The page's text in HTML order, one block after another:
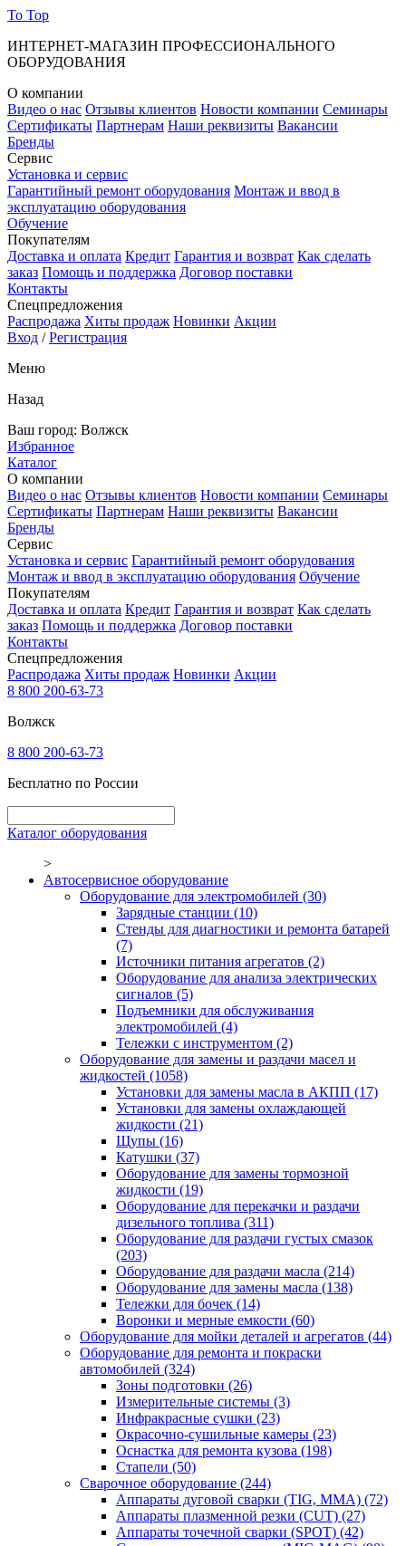
To Top
ИНТЕРНЕТ-МАГАЗИН ПРОФЕССИОНАЛЬНОГО
ОБОРУДОВАНИЯ
О компании
Видео о нас Отзывы клиентов Новости компании Семинары
Сертификаты Партнерам Наши реквизиты Вакансии
Бренды
Сервис
Установка и сервис
Гарантийный ремонт оборудования Монтаж и ввод в
эксплуатацию оборудования
Обучение
Покупателям
Доставка и оплата Кредит Гарантия и возврат Как сделать
заказ Помощь и поддержка Договор поставки
Контакты
Спецпредложения
Распродажа Хиты продаж Новинки Акции
Вход /Регистрация
Меню
Назад
Ваш город: Волжск
Избранное
Каталог
О компании
Видео о нас Отзывы клиентов Новости компании Семинары
Сертификаты Партнерам Наши реквизиты Вакансии
Бренды
Сервис
Установка и сервис Гарантийный ремонт оборудования
Монтаж и ввод в эксплуатацию оборудования Обучение
Покупателям
Доставка и оплата Кредит Гарантия и возврат Как сделать
заказ Помощь и поддержка Договор поставки
Контакты
Спецпредложения
Распродажа Хиты продаж Новинки Акции
8 800 200-63-73
Волжск
8 800 200-63-73
Бесплатно по России
Каталог оборудования
>
Автосервисное оборудование
Оборудование для электромобилей (30)
Зарядные станции (10)
Стенды для диагностики и ремонта батарей
(7)
Источники питания агрегатов (2)
Оборудование для анализа электрических
сигналов (5)
Подъемники для обслуживания
электромобилей (4)
Тележки с инструментом (2)
Оборудование для замены и раздачи масел и
жидкостей (1058)
Установки для замены масла в АКПП (17)
Установки для замены охлаждающей
жидкости (21)
Щупы (16)
Катушки (37)
Оборудование для замены тормозной
жидкости (19)
Оборудование для перекачки и раздачи
дизельного топлива (311)
Оборудование для раздачи густых смазок
(203)
Оборудование для раздачи масла (214)
Оборудование для замены масла (138)
Тележки для бочек (14)
Воронки и мерные емкости (60)
Оборудование для мойки деталей и агрегатов (44)
Оборудование для ремонта и покраски
автомобилей (324)
Зоны подготовки (26)
Измерительные системы (3)
Инфракрасные сушки (23)
Окрасочно-сушильные камеры (23)
Оснастка для ремонта кузова (198)
Стапели (50)
Сварочное оборудование (244)
Аппараты дуговой сварки (TIG, MMA) (72)
Аппараты плазменной резки (CUT) (27)
Аппараты точечной сварки (SPOT) (42)